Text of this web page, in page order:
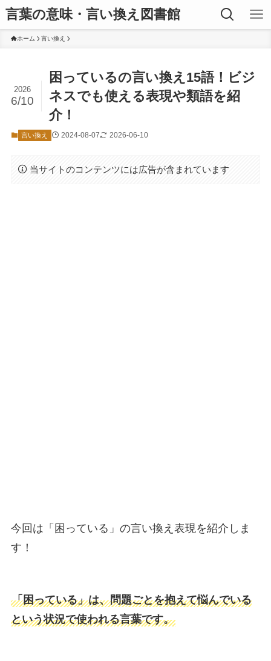
言葉の意味・言い換え図書館
ホーム 言い換え
困っているの言い換え15語！ビジ
ネスでも使える表現や類語を紹
介！
2026
6/10
言い換え 2024-08-07 2026-06-10
当サイトのコンテンツには広告が含まれています
今回は「困っている」の言い換え表現を紹介しま
す！
「困っている」は、問題ごとを抱えて悩んでいる
という状況で使われる言葉です。